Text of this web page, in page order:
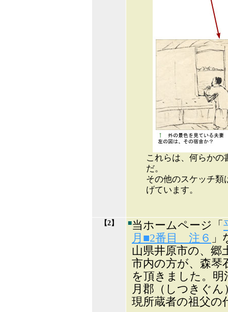
これらは、何らかの
だ。
その他のスケッチ類
げています。
【2】 ■当ホームページ「
月■2番目 注６
山県井原市の、郷
市内の方が、森琴
を頂きました。明
月郡（しつきぐ
現所蔵者の祖父の